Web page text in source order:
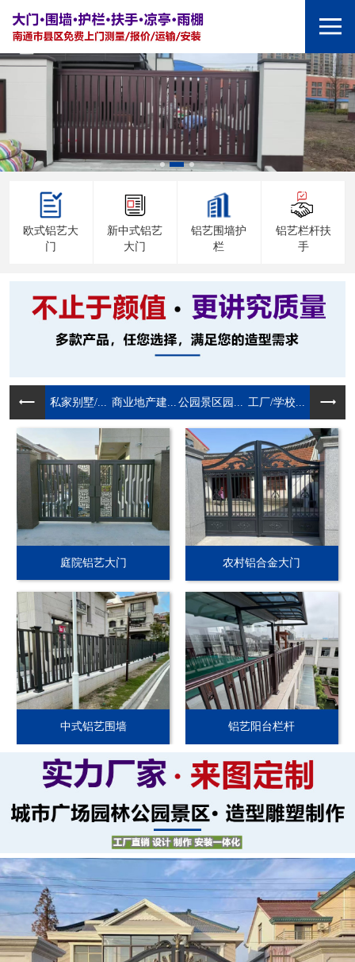
欧式铝艺大
门
新中式铝艺
大门
铝艺围墙护
栏
铝艺栏杆扶
手
私家别墅/... 商业地产建... 公园景区园... 工厂/学校...
庭院铝艺大门 农村铝合金大门
中式铝艺围墙 铝艺阳台栏杆